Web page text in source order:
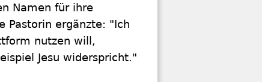
Namen für ihre
Pastorin ergänzte: "Ich
nutzen will,
Jesu widerspricht."